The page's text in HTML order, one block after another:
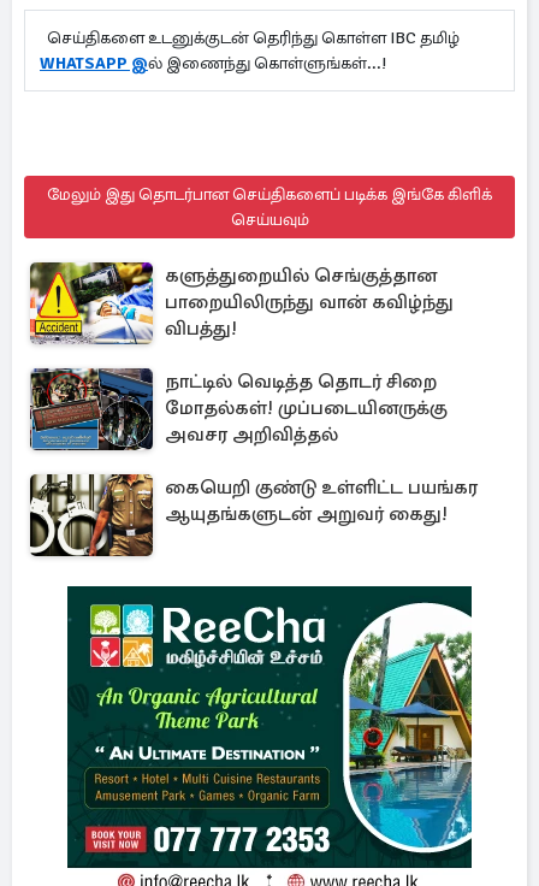
செய்திகளை உடனுக்குடன் தெரிந்து கொள்ள IBC தமிழ்
WHATSAPP இல் இணைந்து கொள்ளுங்கள்...!
மேலும் இது தொடர்பான செய்திகளைப் படிக்க இங்கே கிளிக்
செய்யவும்
களுத்துறையில் செங்குத்தான
பாறையிலிருந்து வான் கவிழ்ந்து
விபத்து!
நாட்டில் வெடித்த தொடர் சிறை
மோதல்கள்! முப்படையினருக்கு
அவசர அறிவித்தல்
கையெறி குண்டு உள்ளிட்ட பயங்கர
ஆயுதங்களுடன் அறுவர் கைது!